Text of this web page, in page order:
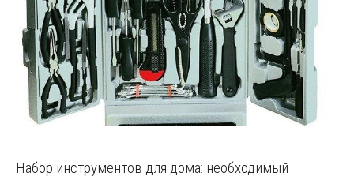
Набор инструментов для дома: необходимый